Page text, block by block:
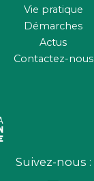
Vie pratique
Démarches
Actus
Contactez-nous
Suivez-nous :